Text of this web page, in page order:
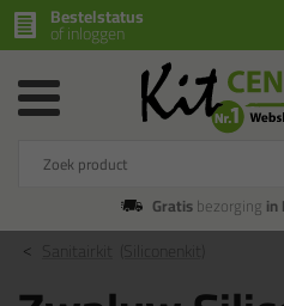
Bestelstatus
of inloggen
Gratisbezorging in